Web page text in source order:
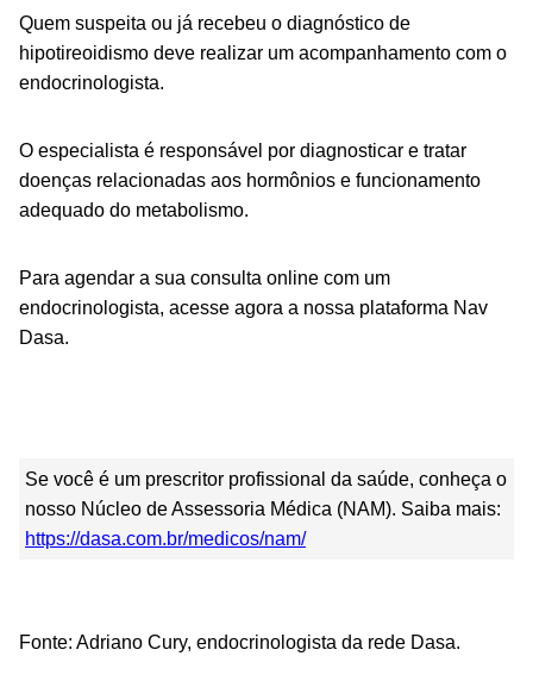
Quem suspeita ou já recebeu o diagnóstico de
hipotireoidismo deve realizar um acompanhamento com o
endocrinologista.
O especialista é responsável por diagnosticar e tratar
doenças relacionadas aos hormônios e funcionamento
adequado do metabolismo.
Para agendar a sua consulta online com um
endocrinologista, acesse agora a nossa plataforma Nav
Dasa.
Se você é um prescritor profissional da saúde, conheça o
nosso Núcleo de Assessoria Médica (NAM). Saiba mais:
https://dasa.com.br/medicos/nam/
Fonte: Adriano Cury, endocrinologista da rede Dasa.